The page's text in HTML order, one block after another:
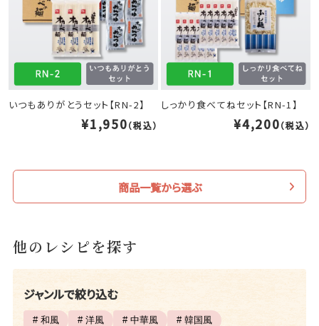
いつもありがとうセット【RN-2】
¥1,950（税込）
しっかり食べてねセット【RN-1】
¥4,200（税込）
商品一覧から選ぶ
他のレシピを探す
ジャンルで絞り込む
# 和風 # 洋風 # 中華風
# 韓国風